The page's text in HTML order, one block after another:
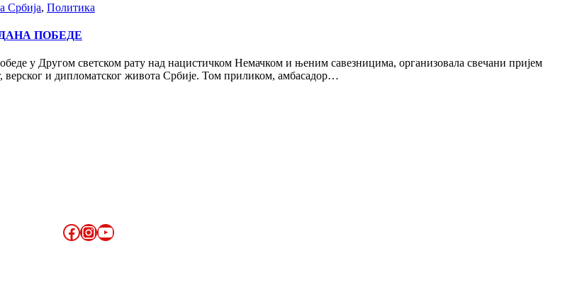
Србија, Политика
ПОБЕДЕ
у Другом светском рату над нацистичком Немачком и њеним савезницима, организовала свечани пријем
верског и дипломатског живота Србије. Том приликом, амбасадор…
Facebook
Instagram
YouTube